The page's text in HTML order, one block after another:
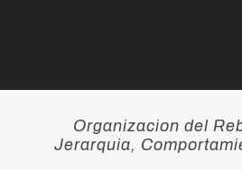
Organizacion del
Jerarquia,